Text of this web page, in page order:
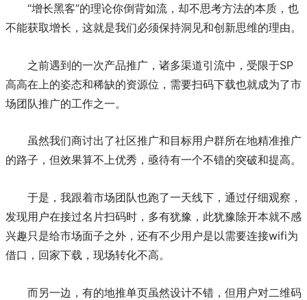
“增长黑客”的理论你倒背如流，却不思考方法的本质，也
不能获取增长，这就是我们必须保持洞见和创新思维的理由。
之前遇到的一次产品推广，诸多渠道引流中，受限于SP
高高在上的姿态和稀缺的资源位，需要扫码下载也就成为了市
场团队推广的工作之一。
虽然我们商讨出了社区推广和目标用户群所在地精准推广
的路子，但效果算不上优秀，亟待有一个不错的突破和提高。
于是，我跟着市场团队也跑了一天线下，通过仔细观察，
发现用户在接过名片扫码时，多有犹豫，此犹豫除开本就不感
兴趣只是给市场面子之外，还有不少用户是以需要连接wifi为
借口，回家下载，现场转化不高。
而另一边，有的地推单页虽然设计不错，但用户对二维码